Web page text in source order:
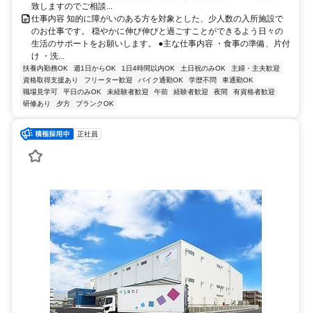
致しますのでご相談...
仕事内容 知的に障がいのある方を対象とした、少人数の入所施設で
のお仕事です。 穏やかに伸び伸びと過ごすことができるよう日々の
生活のサポートをお願いします。 ●主な仕事内容 ・食事の準備、片付
け ・洗...
扶養内勤務OK 週1日からOK 1日4時間以内OK 土日祝のみOK
主婦・主夫歓迎
資格取得支援あり
フリーター歓迎 バイク通勤OK 学歴不問
車通勤OK
職場見学可
平日のみOK 未経験者歓迎 午前 経験者歓迎 夜間
有資格者歓迎
研修あり
夕方 ブランクOK
正社員